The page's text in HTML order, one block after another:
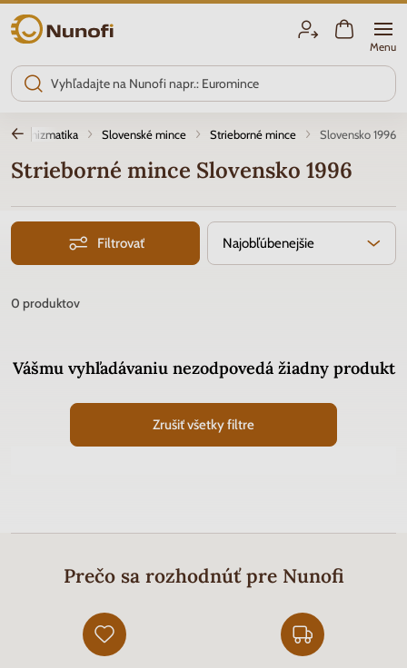
Nunofi.sk
Menu
Numizmatika Slovenské mince Strieborné mince Slovensko 1996
Strieborné mince Slovensko 1996
Filtrovať Najobľúbenejšie
0 produktov
Vášmu vyhľadávaniu nezodpovedá žiadny produkt
Zrušiť všetky filtre
Prečo sa rozhodnúť pre Nunofi